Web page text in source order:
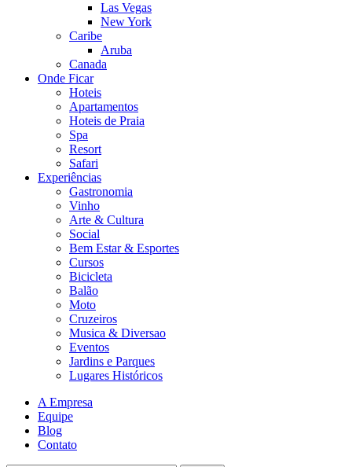
Las Vegas
New York
Caribe
Aruba
Canada
Onde Ficar
Hoteis
Apartamentos
Hoteis de Praia
Spa
Resort
Safari
Experiências
Gastronomia
Vinho
Arte & Cultura
Social
Bem Estar & Esportes
Cursos
Bicicleta
Balão
Moto
Cruzeiros
Musica & Diversao
Eventos
Jardins e Parques
Lugares Históricos
A Empresa
Equipe
Blog
Contato